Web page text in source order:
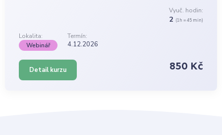
Vyuč. hodin:
2 (1h = 45 min)
Lokalita:
Termín:
Webinář
4.12.2026
Detail kurzu 850 Kč